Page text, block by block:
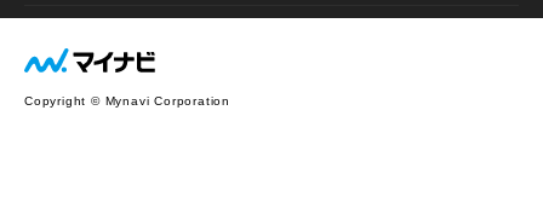
Copyright © Mynavi Corporation